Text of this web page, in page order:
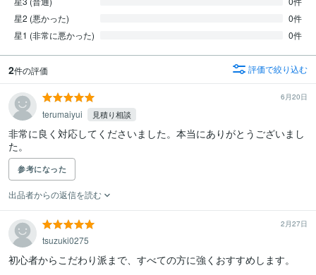
星2 (悪かった)
0件
星1 (非常に悪かった)
0件
2件の評価 評価で絞り込む
6月20日
terumaiyui 見積り相談
非常に良く対応してくださいました。本当にありがとうございまし
た。
参考になった
出品者からの返信を読む
2月27日
tsuzuki0275
初心者からこだわり派まで、すべての方に強くおすすめします。